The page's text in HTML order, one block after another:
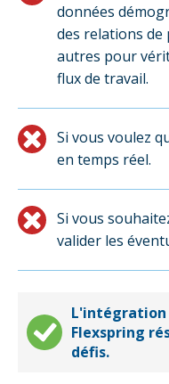
données
des relations de
autres pour
flux de travail.
Si vous voulez
en temps réel.
Si vous
valider les
L'intégration
Flexspring
défis.